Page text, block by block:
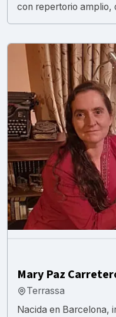
con repertorio amplio,
Mary Paz
Terrassa
Nacida en Barcelona,